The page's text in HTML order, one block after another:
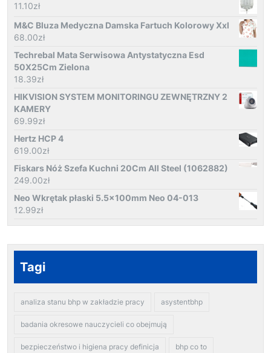
11.10zł
M&C Bluza Medyczna Damska Fartuch Kolorowy Xxl
68.00zł
Techrebal Mata Serwisowa Antystatyczna Esd
50X25Cm Zielona
18.39zł
HIKVISION SYSTEM MONITORINGU ZEWNĘTRZNY 2
KAMERY
69.99zł
Hertz HCP 4
619.00zł
Fiskars Nóż Szefa Kuchni 20Cm All Steel (1062882)
249.00zł
Neo Wkrętak płaski 5.5x100mm Neo 04-013
12.99zł
Tagi
analiza stanu bhp w zakładzie pracy asystentbhp
badania okresowe nauczycieli co obejmują
bezpieczeństwo i higiena pracy definicja bhp co to